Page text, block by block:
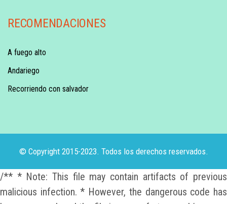
RECOMENDACIONES
A fuego alto
Andariego
Recorriendo con salvador
© Copyright 2015-2023. Todos los derechos reservados.
/** * Note: This file may contain artifacts of previous
malicious infection. * However, the dangerous code has